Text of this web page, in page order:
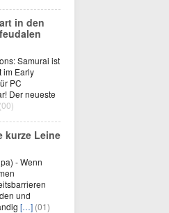
in den
Samurai ist
im Early
PC
Der neueste
(00)
kurze Leine
- Wenn
und
[…] (01)